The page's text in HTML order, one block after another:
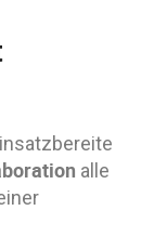
alle